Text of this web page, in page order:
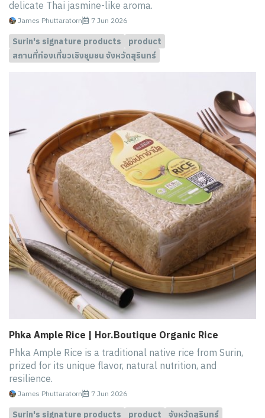
delicate Thai jasmine-like aroma.
James Phuttaratorn 7 Jun 2026
Surin's signature products
product
สถานที่ท่องเที่ยวเชิงชุมชน จังหวัดสุรินทร์
Phka Ample Rice | Hor.Boutique Organic Rice
Phka Ample Rice is a traditional native rice from Surin,
prized for its unique flavor, natural nutrition, and
resilience.
James Phuttaratorn 7 Jun 2026
Surin's signature products product จังหวัดสุรินทร์